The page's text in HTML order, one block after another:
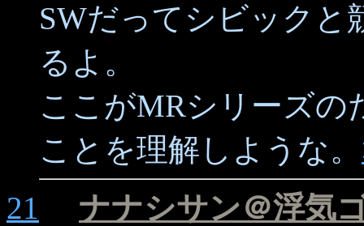
SWだってシビックと
るよ。
ここがMRシリーズ
ことを理解しような。
21
ナナシサン＠浮気